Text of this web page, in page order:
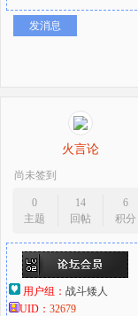
发消息
火言论
尚未签到
0
主题
14
回帖
6
积分
用户组： 战斗矮人
UID： 32679